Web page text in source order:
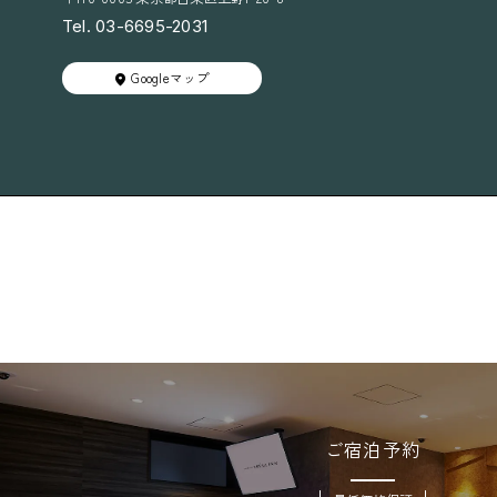
Tel. 03-6695-2031
Googleマップ
ご宿泊予約